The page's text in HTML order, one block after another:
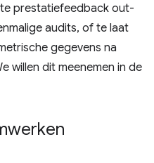
prestatiefeedback out-
audits, of te laat
gegevens na
willen dit meenemen in de